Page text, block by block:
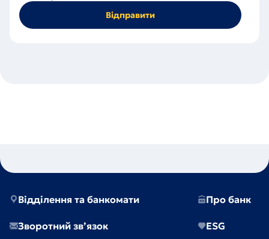
Відділення та банкомати
Зворотний зв’язок
Про банк
ESG